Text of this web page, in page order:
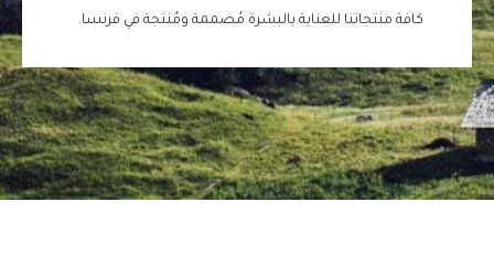
كافة منتجاتنا للعناية بالبشرة مُصممة ومُنتجة في فرنسا.